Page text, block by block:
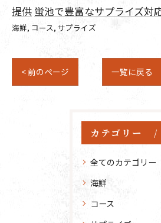
提供 蛍池で豊富なサプライズ対
海鮮 コース サプライズ
< 前のページ 一覧に戻る
カテゴリー
全てのカテゴリー
海鮮
コース